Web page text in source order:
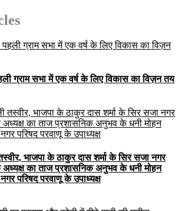
ग्राम सभा में एक वर्ष के लिए विकास का विज़न तय
भाजपा के ठाकुर दास शर्मा के सिर सजा नगर
अध्यक्ष का ताज प्रशासनिक अनुभव के धनी मोहन
परिषद परवाणू के उपाध्यक्ष